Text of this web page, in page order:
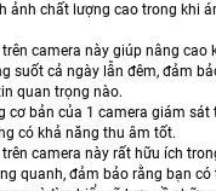
ảnh chất lượng cao trong khi
camera này giúp nâng cao
suốt cả ngày lẫn đêm, đảm
quan trọng nào.
cơ bản của 1 camera giám sát
có khả năng thu âm tốt.
camera này rất hữu ích
quanh, đảm bảo rằng bạn có